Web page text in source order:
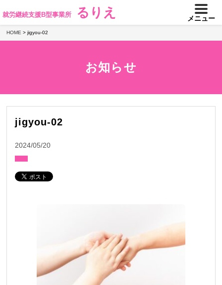
就労継続支援B型事業所 るりえ メニュー
HOME > jigyou-02
お知らせ
jigyou-02
2024/05/20